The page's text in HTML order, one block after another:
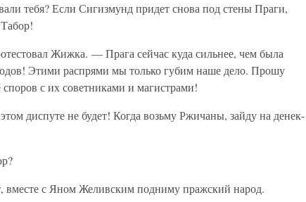
тебя? Если Сигизмунд придет снова под стены Праги,
Жижка. — Прага сейчас куда сильнее, чем была
Этими распрями мы только губим наше дело. Прошу
споров с их советниками и магистрами!
диспуте не будет! Когда возьму Ржичаны, зайду на денек-
с Яном Желивским подниму пражский народ.